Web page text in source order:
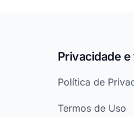
Privacidade
Política de
Termos de Uso